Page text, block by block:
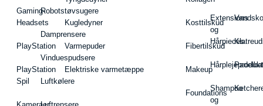
Gaming-
Headsets
PlayStation
PlayStation
Spil
Robotstøvsugere
Damprensere
Vinduespudsere
Luftkølere
Kugledyner
Varmepuder
Elektriske varmetæppe
Kosttilskud
Fibertilskud
Makeup
Foundations
Extensions
og
Hårpieces
Shampoo
og
Vandsko